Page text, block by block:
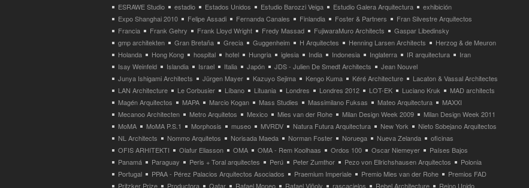
ESRAWE Studio
estadio Estados Unidos Estudio Barozzi Veiga Estudio Galera Arquitectura
exhibición
Expo Shanghai 2010
Felipe Assadi Fernanda Canales Finlandia Foster & Partners
Fran Silvestre Arquitectos
Francia
Frank Gehry Frank Lloyd Wright Fredy Massad FujiwaraMuro Architects
Gaspar Libedinsky
gmp architekten
Gran Bretaña Grecia Guggenheim H Arquitectes Henning Larsen Architects
Herzog & de Meuron
Holanda
Hong Kong hospital hotel Hungria iglesia India Indonesia Inglaterra IR arquitectura
Iran
Isay Weinfeld
Islandia Israel Italia Japón JDS - Julien De Smedt Architects
Jean Nouvel
Junya Ishigami Architects
Jürgen Mayer Kazuyo Sejima Kengo Kuma Kéré Architecture
Lacaton & Vassal Architectes
LAN Architecture
Le Corbusier Líbano Lituania Londres Londres 2012 LOT-EK Luciano Kruk
MAD architects
Magén Arquitectos
MAPA Marcio Kogan Mass Studies Massimilano Fuksas Mateo Arquitectura
MAXXI
Mecanoo Architecten
Metro Arquitetos Mexico Mies van der Rohe Milan Design Week 2009
Milan Design Week 2011
MoMA
MoMA P.S.1 Morphosis museo MVRDV Natura Futura Arquitectura New York
Nieto Sobejano Arquitectos
NL Architects
Nommo Arquitetos Norisada Maeda Norman Foster Noruega Nueva Zelanda
oficinas
OFIS ARHITEKTI
Olafur Eliasson OMA OMA - Rem Koolhaas Ordos 100 Oscar Niemeyer
Países Bajos
Panamá
Paraguay Peris + Toral arquitectes Perú Peter Zumthor Pezo von Ellrichshausen Arquitectos
Polonia
Portugal
PPAA - Pérez Palacios Arquitectos Asociados Praemium Imperiale Premio Mies van der Rohe
Premios FAD
Pritzker Prize
Productora Qatar Rafael Moneo Rafael Viñoly rascacielos Rebel Architecture Reino Unido